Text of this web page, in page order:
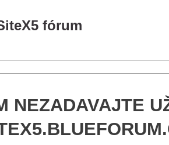
fórum
NEZADAVAJTE